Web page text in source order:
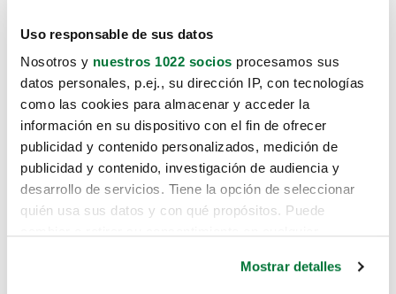
Uso responsable de sus datos
Nosotros y nuestros 1022 socios procesamos sus
datos personales, p.ej., su dirección IP, con tecnologías
como las cookies para almacenar y acceder la
información en su dispositivo con el fin de ofrecer
publicidad y contenido personalizados, medición de
publicidad y contenido, investigación de audiencia y
desarrollo de servicios. Tiene la opción de seleccionar
quién usa sus datos y con qué propósitos. Puede
Mostrar detalles
Lo sentimos, no sabemos como
te hemos traido hasta aquí.
Pero puedes encontrar el coche que estás
buscando en alguno de estos enlaces: